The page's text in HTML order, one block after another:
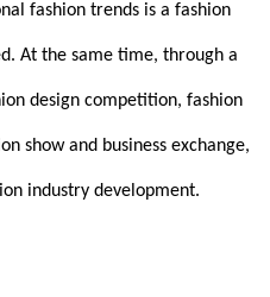
fashion trends is a fashion
At the same time, through a
design competition, fashion
show and business exchange,
industry development.